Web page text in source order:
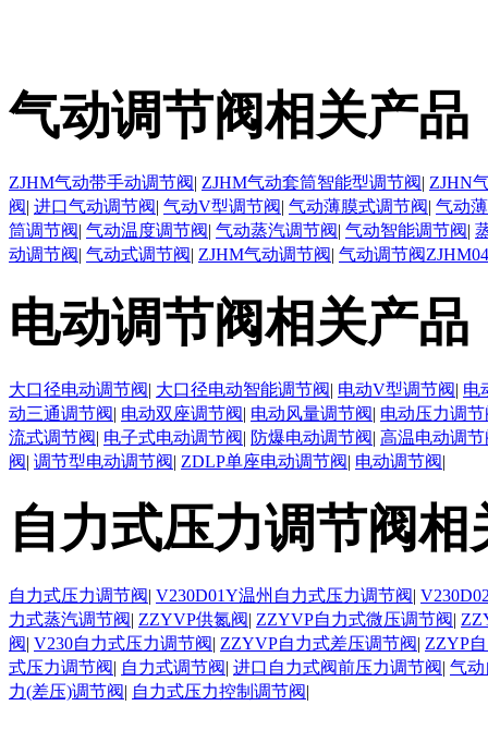
气动调节阀相关产品
ZJHM气动带手动调节阀| ZJHM气动套筒智能型调节阀| ZJHN
阀| 进口气动调节阀| 气动V型调节阀| 气动薄膜式调节阀| 气动
筒调节阀| 气动温度调节阀| 气动蒸汽调节阀| 气动智能调节阀|
动调节阀| 气动式调节阀| ZJHM气动调节阀| 气动调节阀ZJHM04
电动调节阀相关产品
大口径电动调节阀| 大口径电动智能调节阀| 电动V型调节阀| 电
动三通调节阀| 电动双座调节阀| 电动风量调节阀| 电动压力调节
流式调节阀| 电子式电动调节阀| 防爆电动调节阀| 高温电动调节
阀| 调节型电动调节阀| ZDLP单座电动调节阀| 电动调节阀|
自力式压力调节阀相
自力式压力调节阀| V230D01Y温州自力式压力调节阀|
力式蒸汽调节阀| ZZYVP供氮阀| ZZYVP自力式微压调节阀|
阀| V230自力式压力调节阀| ZZYVP自力式差压调节阀| ZZYP
式压力调节阀| 自力式调节阀| 进口自力式阀前压力调节阀| 气
力(差压)调节阀| 自力式压力控制调节阀|